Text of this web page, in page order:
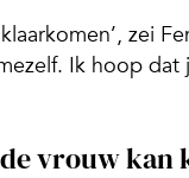
zei
Ik hoop dat
vrouw kan